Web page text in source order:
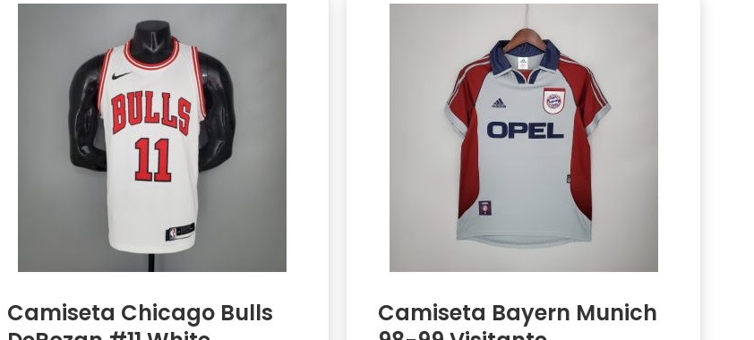
Camiseta Chicago Bulls
Camiseta Bayern Munich